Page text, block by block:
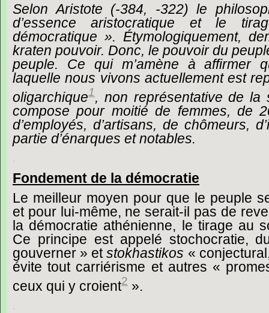
Selon Aristote (-384, -322) le
d’essence
aristocratique et le
démocratique ». Étymologiquement,
kraten pouvoir. Donc, le pouvoir du
peuple.
Ce qui m’amène à affirmer
laquelle nous vivons actuellement est
oligarchique1, non représentative de la
compose pour moitié de femmes, de
d’employés, d’artisans, de chômeurs,
partie d’énarques et notables.
.
Fondement de la démocratie
Le meilleur moyen pour que le peuple
et pour lui-même, ne serait-il pas de
la démocratie athénienne, le tirage au
Ce principe est appelé stochocratie,
gouverner » et stokhastikos «
évite tout carriérisme et autres «
ceux qui y croient2 ».
.